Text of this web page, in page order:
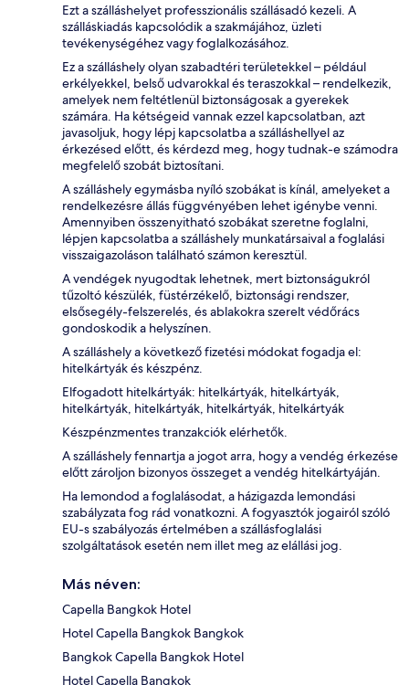
Ezt a szálláshelyet professzionális szállásadó kezeli. A
szálláskiadás kapcsolódik a szakmájához, üzleti
tevékenységéhez vagy foglalkozásához.
Ez a szálláshely olyan szabadtéri területekkel – például
erkélyekkel, belső udvarokkal és teraszokkal – rendelkezik,
amelyek nem feltétlenül biztonságosak a gyerekek
számára. Ha kétségeid vannak ezzel kapcsolatban, azt
javasoljuk, hogy lépj kapcsolatba a szálláshellyel az
érkezésed előtt, és kérdezd meg, hogy tudnak-e számodra
megfelelő szobát biztosítani.
A szálláshely egymásba nyíló szobákat is kínál, amelyeket a
rendelkezésre állás függvényében lehet igénybe venni.
Amennyiben összenyitható szobákat szeretne foglalni,
lépjen kapcsolatba a szálláshely munkatársaival a foglalási
visszaigazoláson található számon keresztül.
A vendégek nyugodtak lehetnek, mert biztonságukról
tűzoltó készülék, füstérzékelő, biztonsági rendszer,
elsősegély-felszerelés, és ablakokra szerelt védőrács
gondoskodik a helyszínen.
A szálláshely a következő fizetési módokat fogadja el:
hitelkártyák és készpénz.
Elfogadott hitelkártyák: hitelkártyák, hitelkártyák,
hitelkártyák, hitelkártyák, hitelkártyák, hitelkártyák
Készpénzmentes tranzakciók elérhetők.
A szálláshely fennartja a jogot arra, hogy a vendég érkezése
előtt zároljon bizonyos összeget a vendég hitelkártyáján.
Ha lemondod a foglalásodat, a házigazda lemondási
szabályzata fog rád vonatkozni. A fogyasztók jogairól szóló
EU-s szabályozás értelmében a szállásfoglalási
szolgáltatások esetén nem illet meg az elállási jog.
Más néven:
Capella Bangkok Hotel
Hotel Capella Bangkok Bangkok
Bangkok Capella Bangkok Hotel
Hotel Capella Bangkok